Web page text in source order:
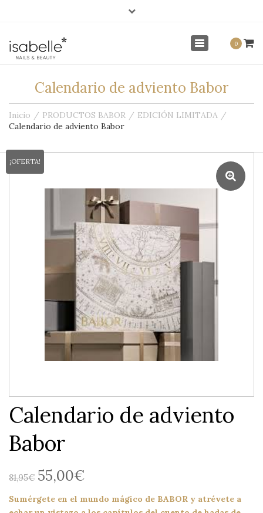
0
Toggle
navigation
Calendario de adviento Babor
Inicio PRODUCTOS BABOR
EDICIÓN LIMITADA
Calendario de adviento Babor
¡OFERTA!
Calendario de adviento
Babor
81,95€ El
original
55,00€
Sumérgete en el mundo mágico de BABOR y atrévete a